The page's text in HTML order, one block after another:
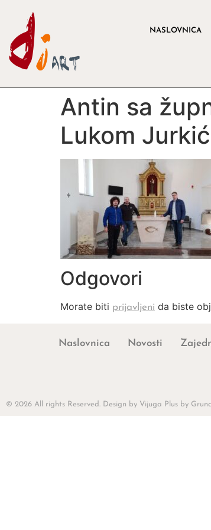
NASLOVNICA
Antin sa
Lukom Jurkić
Odgovori
Morate biti prijavljeni da biste
Naslovnica Novosti
© 2026 All rights Reserved. Design by Vijuga Plus by